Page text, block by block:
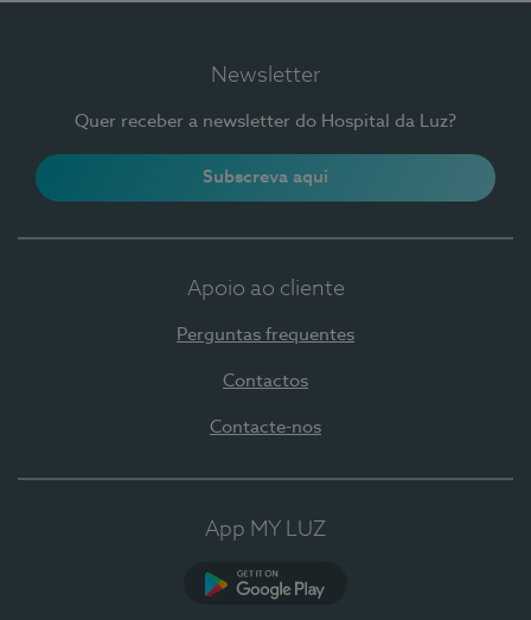
Newsletter
Quer receber a newsletter do Hospital da Luz?
Subscreva aqui
Apoio ao cliente
Perguntas frequentes
Contactos
Contacte-nos
App MY LUZ